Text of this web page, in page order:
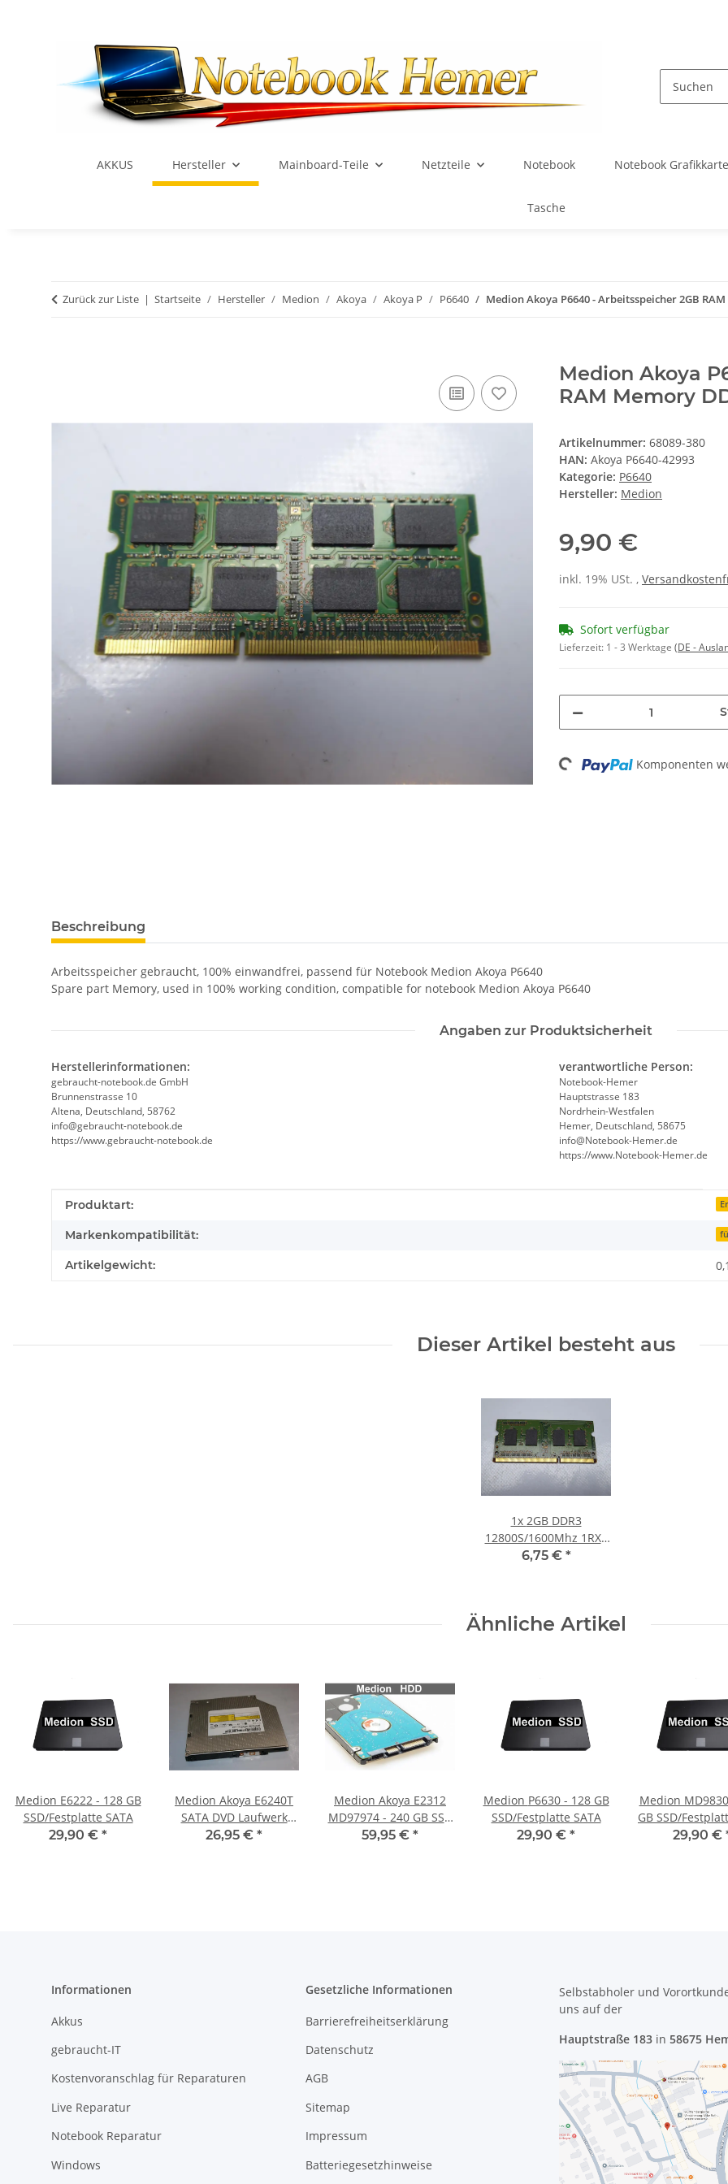
AKKUS Hersteller Mainboard-Teile Netzteile Notebook Notebook
Tasche
Zurück zur Liste Startseite Hersteller Medion Akoya Akoya P P6640 Medion Akoya P6640 - Arbeitsspeicher 2GB
Medion Akoya
RAM Memory
Artikelnummer: 68089-380
HAN: Akoya P6640-42993
Kategorie: P6640
Hersteller: Medion
9,90 €
inkl. 19% USt. ,
Sofort verfügbar
Lieferzeit: 1 - 3 Werktage (DE -
Loading... Komponenten
Beschreibung
Arbeitsspeicher gebraucht, 100% einwandfrei, passend für Notebook Medion Akoya P6640
Spare part Memory, used in 100% working condition, compatible for notebook Medion Akoya P6640
Angaben zur Produktsicherheit
Herstellerinformationen:
gebraucht-notebook.de GmbH
Brunnenstrasse 10
Altena, Deutschland, 58762
info@gebraucht-notebook.de
https://www.gebraucht-notebook.de
verantwortliche Person:
Notebook-Hemer
Hauptstrasse 183
Nordrhein-Westfalen
Hemer, Deutschland, 58675
info@Notebook-Hemer.de
https://www.Notebook-Hemer.de
Produkteigenschaft
Wert
Produktart:
Markenkompatibilität:
Artikelgewicht:
Dieser Artikel besteht aus
1x 2GB DDR3
12800S/1600Mhz 1RX8
Notebook SO-DIMM
6,75 € *
Ähnliche Artikel
Medion E6222 - 128 GB
SSD/Festplatte SATA
29,90 € *
Medion Akoya E6240T
SATA DVD Laufwerk
9,5mm Ultra Slim Ohne
26,95 € *
Medion Akoya E2312
MD97974 - 240 GB SSD
SATA Festplatte
59,95 € *
Medion P6630 - 128 GB
SSD/Festplatte SATA
29,90 € *
Medion
GB SSD/
29,90 €
Informationen
Akkus
gebraucht-IT
Kostenvoranschlag für Reparaturen
Live Reparatur
Notebook Reparatur
Windows
Gesetzliche Informationen
Barrierefreiheitserklärung
Datenschutz
AGB
Sitemap
Impressum
Batteriegesetzhinweise
Selbstabholer und
uns auf der
Hauptstraße 183 in 58675